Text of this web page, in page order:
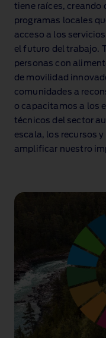
tiene raíces, creando
programas locales
acceso a los
el futuro del trabajo.
personas con
de movilidad
comunidades a
o capacitamos a los
técnicos del sector
escala, los recursos
amplificar nuestro